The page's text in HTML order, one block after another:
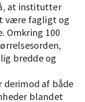
at institutter
være fagligt og
Omkring 100
bredde og
derimod af både
blandet